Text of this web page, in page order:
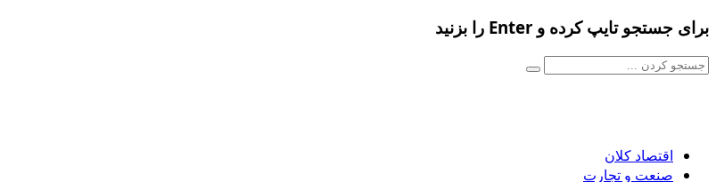
برای جستجو تایپ کرده و Enter را بزنید
اقتصاد کلان
صنعت و تجارت